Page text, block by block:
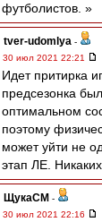
футболистов. »
tver-udomlya -
30 июл 2021 22:21
Идет притирка
предсезонка
оптимальном
поэтому
может уйти не
этап ЛЕ.
ЩукаСМ -
30 июл 2021 22:16